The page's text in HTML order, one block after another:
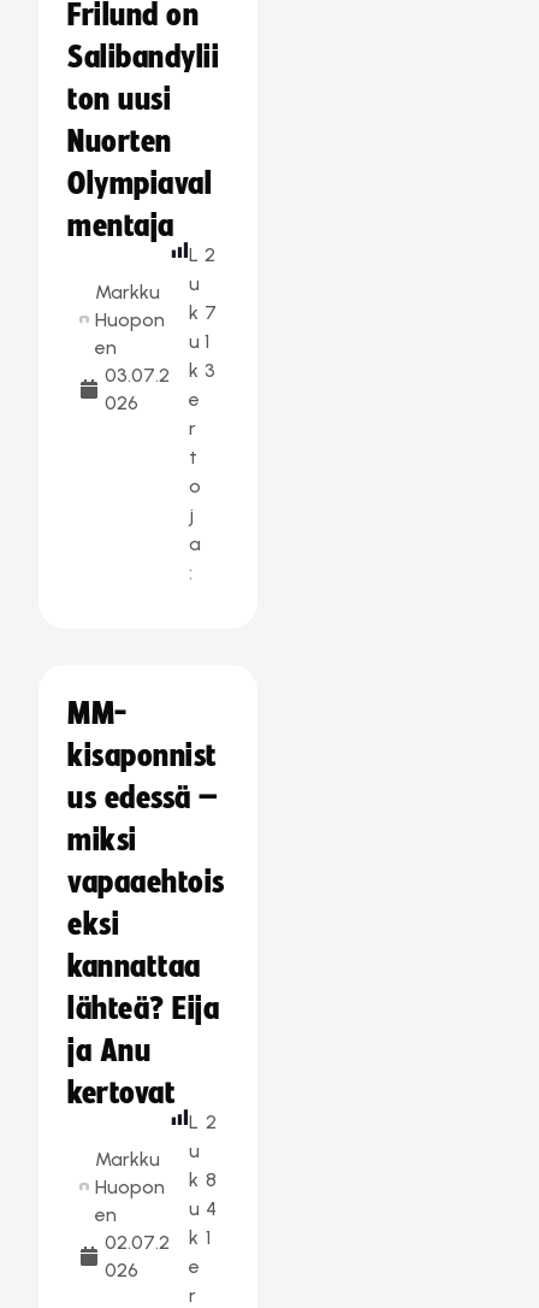
Frilund on
Salibandylii
ton uusi
Nuorten
Olympiaval
mentaja
Markku
Huopon
en
03.07.2
026
L
u
k
u
k
e
r
t
o
j
a
:
2
7
1
3
MM-
kisaponnist
us edessä –
miksi
vapaaehtois
eksi
kannattaa
lähteä? Eija
ja Anu
kertovat
Markku
Huopon
en
02.07.2
026
L
u
k
u
k
e
r
2
8
4
1